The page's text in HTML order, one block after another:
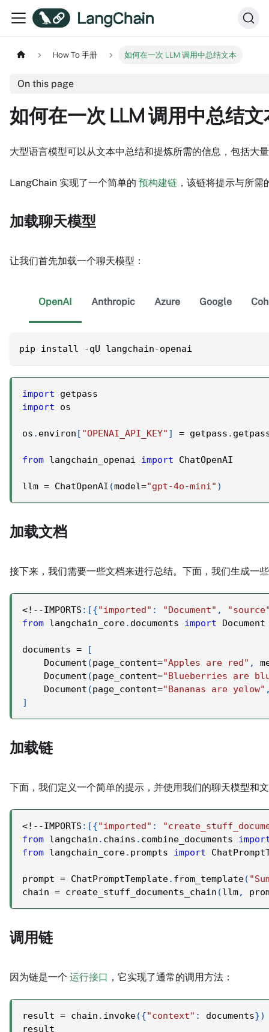
How To 手册 如何在一次 LLM 调用中总结文本
On this page
如何在一次 LLM 调用中总结
大型语言模型可以从文本中总结和提炼所需的信息，包括大
LangChain 实现了一个简单的 预构建链 ，该链将提示与所
加载聊天模型
让我们首先加载一个聊天模型：
OpenAI Anthropic Azure Google
pip install -qU langchain-openai
import getpass
import os
os . environ [ "OPENAI_API_KEY" ] = getpass .
from langchain_openai import ChatOpenAI
llm = ChatOpenAI (model="gpt-4o-mini" )
加载文档
接下来，我们需要一些文档来进行总结。下面，我们生成一
<! - -IMPORTS : [{"imported" : "Document" ,
from langchain_core. documents import Document
documents =
[
    Document
(page_content="Apples are red" ,
    Document
(page_content="Blueberries are
    Document
(page_content="Bananas are yelow"
]
加载链
下面，我们定义一个简单的提示，并使用我们的聊天模型和
<! - -IMPORTS : [{"imported" :
from langchain . chains . combine_documents
from langchain_core. prompts import
prompt = ChatPromptTemplate. from_template(
chain = create_stuff_documents_chain (llm,
调用链
因为链是一个 运行接口 ，它实现了通常的调用方法：
result = chain . invoke({"context" : documents})
result